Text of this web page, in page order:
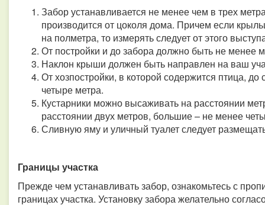
Забор устанавливается не менее чем в трех
производится от цоколя дома. Причем если
на полметра, то измерять следует от этого
От постройки и до забора должно быть не менее
Наклон крыши должен быть направлен на ваш
От хозпостройки, в которой содержится птица,
четыре метра.
Кустарники можно высаживать на расстоянии
расстоянии двух метров, большие – не менее
Сливную яму и уличный туалет следует
Границы участка
Прежде чем устанавливать забор, ознакомьтесь с
границах участка. Установку забора желательно